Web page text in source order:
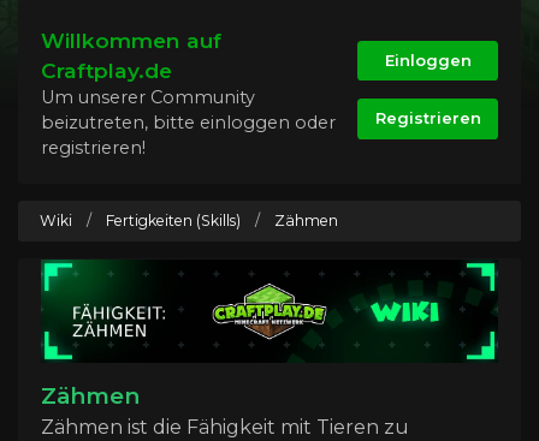
Willkommen auf
Craftplay.de
Um unserer Community
beizutreten, bitte einloggen oder
registrieren!
Einloggen
Registrieren
Wiki / Fertigkeiten (Skills) / Zähmen
Zähmen
Zähmen ist die Fähigkeit mit Tieren zu